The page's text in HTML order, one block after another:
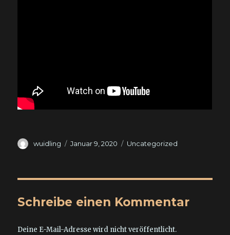
Autor
wuidling
Veröffentlicht
Januar 9, 2020 Kategorien
Uncategorized
Schreibe einen Kommentar
Deine E-Mail-Adresse wird nicht veröffentlicht.